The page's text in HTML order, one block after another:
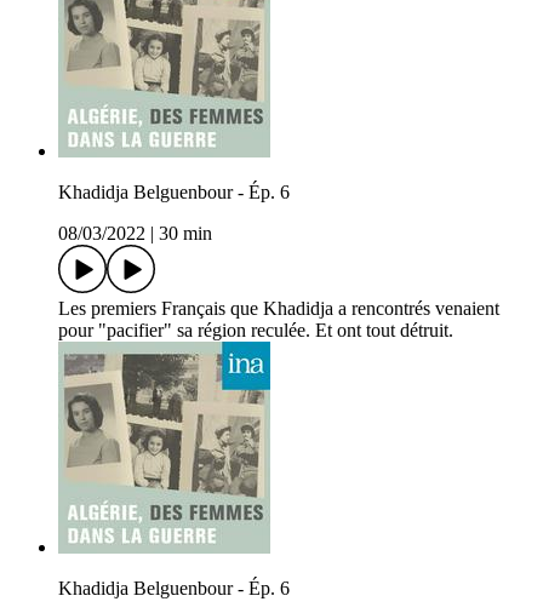
Khadidja Belguenbour - Ép. 6
08/03/2022
30 min
Les premiers Français que Khadidja a rencontrés venaient
pour "pacifier" sa région reculée. Et ont tout détruit.
Khadidja Belguenbour - Ép. 6